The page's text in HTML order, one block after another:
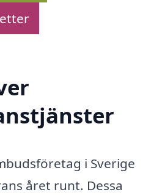
i Sverige
året runt. Dessa